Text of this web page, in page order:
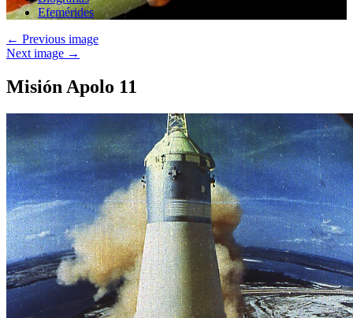
Efemérides
← Previous image
Next image →
Misión Apolo 11